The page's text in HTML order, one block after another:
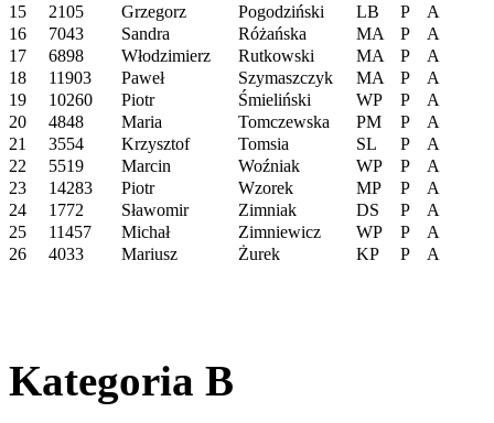
15
2105 Grzegorz Pogodziński LB P
A
16
7043 Sandra Różańska MA P
A
17
6898 Włodzimierz Rutkowski MA P
A
18
11903 Paweł Szymaszczyk MA P
A
19
10260 Piotr Śmieliński WP P
A
20
4848 Maria Tomczewska PM P
A
21
3554 Krzysztof Tomsia SL P
A
22
5519 Marcin Woźniak WP P
A
23
14283 Piotr Wzorek MP P
A
24
1772 Sławomir Zimniak DS P
A
25
11457 Michał Zimniewicz WP P
A
26
4033 Mariusz Żurek KP P A
Kategoria B